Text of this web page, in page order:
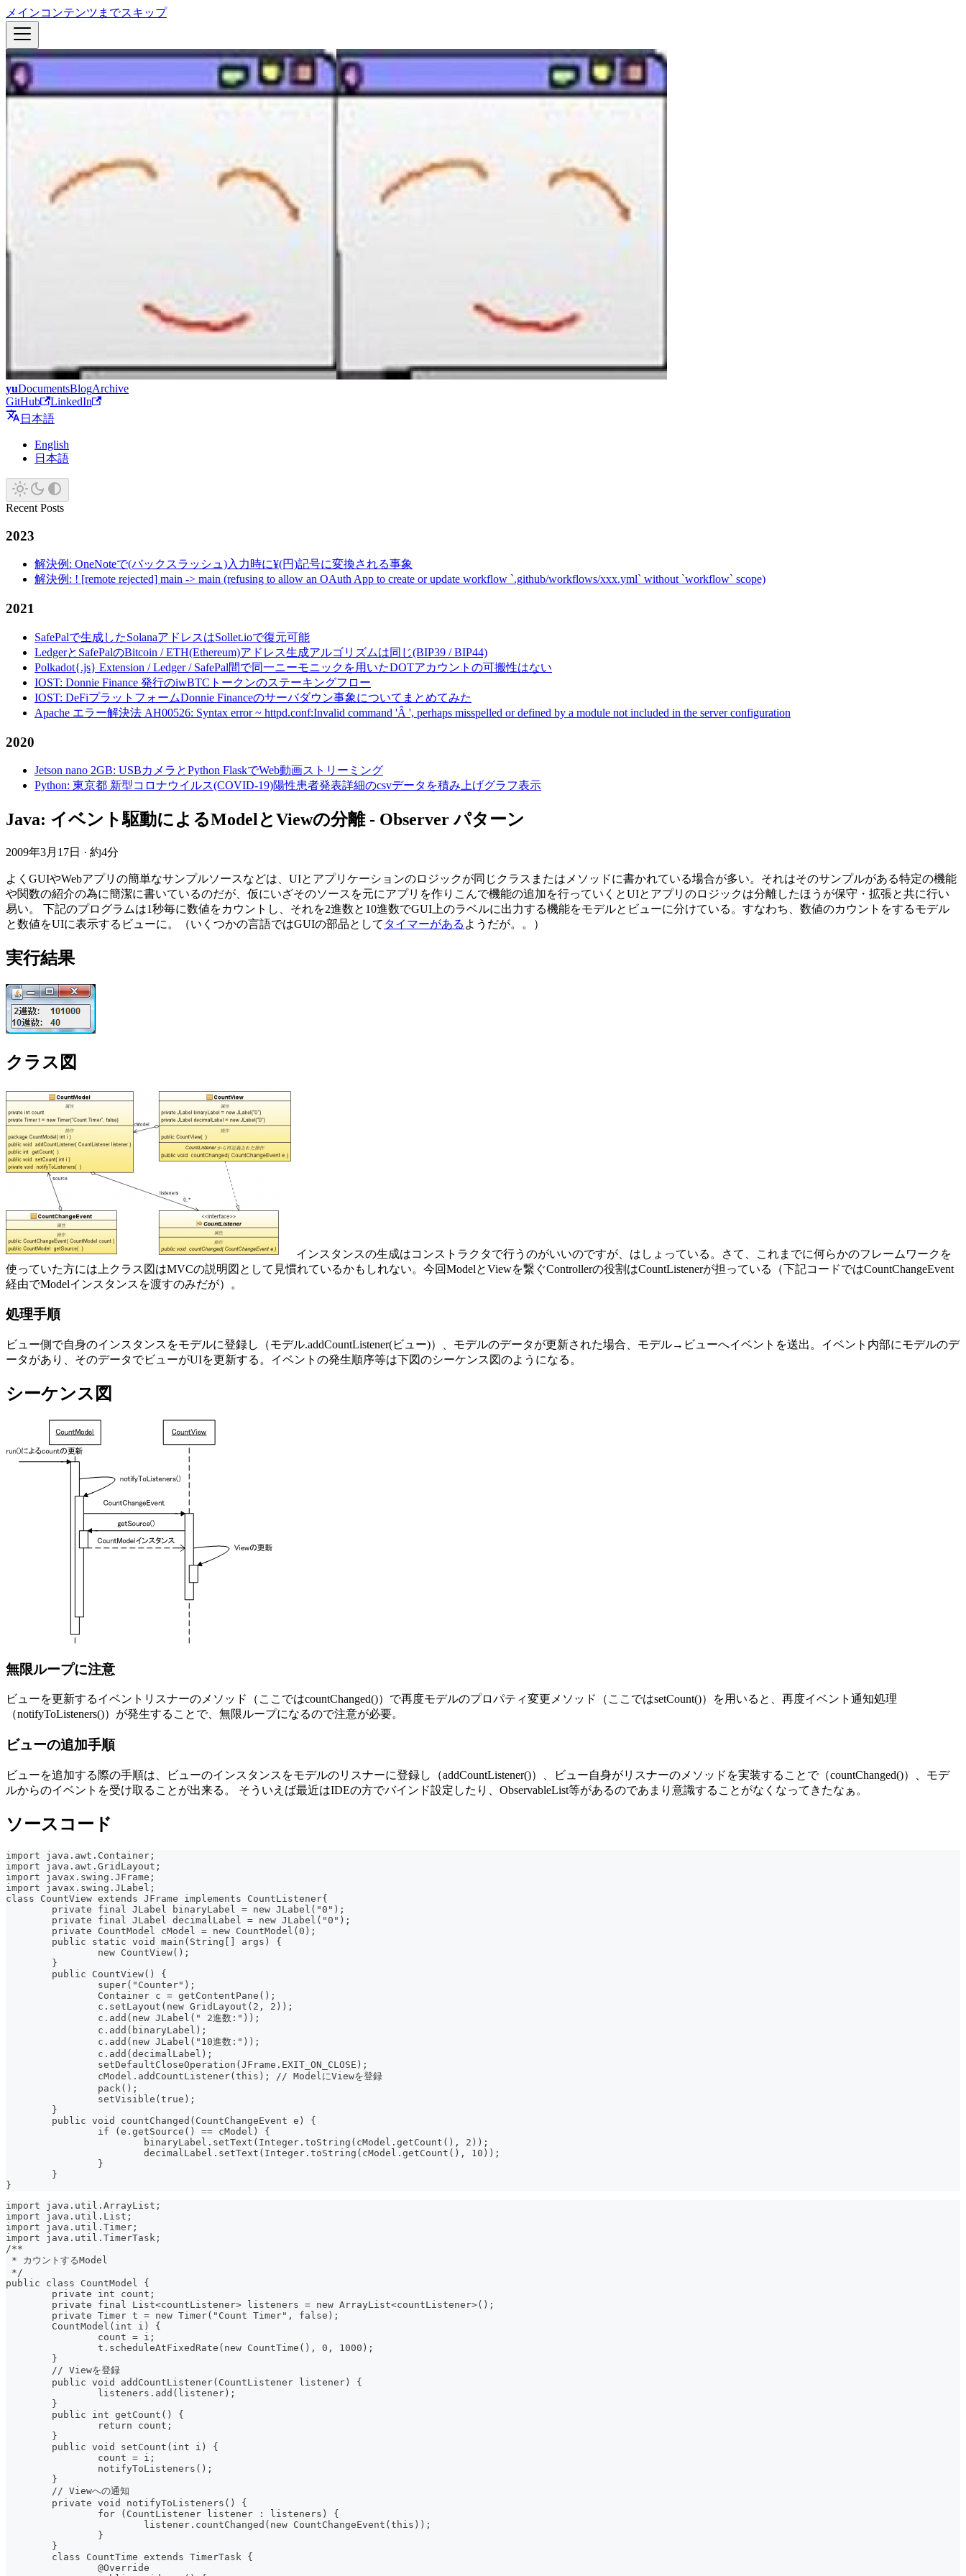
メインコンテンツまでスキップ
yuDocumentsBlogArchive
GitHub
LinkedIn
日本語
English
日本語
Recent Posts
2023
解決例: OneNoteで(バックスラッシュ)入力時に¥(円)記号に変換される事象
解決例: ! [remote rejected] main -> main (refusing to allow an OAuth App to create or update workflow `.github/workflows/xxx.yml` without `workflow` scope)
2021
SafePalで生成したSolanaアドレスはSollet.ioで復元可能
LedgerとSafePalのBitcoin / ETH(Ethereum)アドレス生成アルゴリズムは同じ(BIP39 / BIP44)
Polkadot{.js} Extension / Ledger / SafePal間で同一ニーモニックを用いたDOTアカウントの可搬性はない
IOST: Donnie Finance 発行のiwBTCトークンのステーキングフロー
IOST: DeFiプラットフォームDonnie Financeのサーバダウン事象についてまとめてみた
Apache エラー解決法 AH00526: Syntax error ~ httpd.conf:Invalid command 'Â ', perhaps misspelled or defined by a module not included in the server configuration
2020
Jetson nano 2GB: USBカメラとPython FlaskでWeb動画ストリーミング
Python: 東京都 新型コロナウイルス(COVID-19)陽性患者発表詳細のcsvデータを積み上げグラフ表示
Java: イベント駆動によるModelとViewの分離 - Observer パターン
2009年3月17日 · 約4分
よくGUIやWebアプリの簡単なサンプルソースなどは、UIとアプリケーションのロジックが同じクラスまたはメソッドに書かれている場合が多い。それはそのサンプルがある特定の機能
や関数の紹介の為に簡潔に書いているのだが、仮にいざそのソースを元にアプリを作りこんで機能の追加を行っていくとUIとアプリのロジックは分離したほうが保守・拡張と共に行い
易い。 下記のプログラムは1秒毎に数値をカウントし、それを2進数と10進数でGUI上のラベルに出力する機能をモデルとビューに分けている。すなわち、数値のカウントをするモデル
と数値をUIに表示するビューに。（いくつかの言語ではGUIの部品として タイマーがある ようだが。。）
実行結果
クラス図
インスタンスの生成はコンストラクタで行うのがいいのですが、はしょっている。さて、これまでに何らかのフレームワークを
使っていた方には上クラス図はMVCの説明図として見慣れているかもしれない。今回ModelとViewを繋ぐControllerの役割はCountListenerが担っている（下記コードではCountChangeEvent
経由でModelインスタンスを渡すのみだが）。
処理手順
ビュー側で自身のインスタンスをモデルに登録し（モデル.addCountListener(ビュー)）、モデルのデータが更新された場合、モデル→ビューへイベントを送出。イベント内部にモデルのデ
ータがあり、そのデータでビューがUIを更新する。イベントの発生順序等は下図のシーケンス図のようになる。
シーケンス図
無限ループに注意
ビューを更新するイベントリスナーのメソッド（ここではcountChanged()）で再度モデルのプロパティ変更メソッド（ここではsetCount()）を用いると、再度イベント通知処理
（notifyToListeners()）が発生することで、無限ループになるので注意が必要。
ビューの追加手順
ビューを追加する際の手順は、ビューのインスタンスをモデルのリスナーに登録し（addCountListener()）、ビュー自身がリスナーのメソッドを実装することで（countChanged()）、モデ
ルからのイベントを受け取ることが出来る。 そういえば最近はIDEの方でバインド設定したり、ObservableList等があるのであまり意識することがなくなってきたなぁ。
ソースコード
import java.awt.Container;
import java.awt.GridLayout;
import javax.swing.JFrame;
import javax.swing.JLabel;
class CountView extends JFrame implements CountListener{
	private final JLabel binaryLabel = new JLabel("0");
	private final JLabel decimalLabel = new JLabel("0");
	private CountModel cModel = new CountModel(0);
	public static void main(String[] args) {
		new CountView();
	}
	public CountView() {
		super("Counter");
		Container c = getContentPane();
		c.setLayout(new GridLayout(2, 2));
		c.add(new JLabel(" 2進数:"));
		c.add(binaryLabel);
		c.add(new JLabel("10進数:"));
		c.add(decimalLabel);
		setDefaultCloseOperation(JFrame.EXIT_ON_CLOSE);
		cModel.addCountListener(this); // ModelにViewを登録
		pack();
		setVisible(true);
	}
	public void countChanged(CountChangeEvent e) {
		if (e.getSource() == cModel) {
			binaryLabel.setText(Integer.toString(cModel.getCount(), 2));
			decimalLabel.setText(Integer.toString(cModel.getCount(), 10));
		}
	}
}
import java.util.ArrayList;
import java.util.List;
import java.util.Timer;
import java.util.TimerTask;
/**
* カウントするModel
*/
public class CountModel {
	private int count;
	private final List<countListener> listeners = new ArrayList<countListener>();
	private Timer t = new Timer("Count Timer", false);
	CountModel(int i) {
		count = i;
		t.scheduleAtFixedRate(new CountTime(), 0, 1000);
	}
	// Viewを登録
	public void addCountListener(CountListener listener) {
		listeners.add(listener);
	}
	public int getCount() {
		return count;
	}
	public void setCount(int i) {
		count = i;
		notifyToListeners();
	}
	// Viewへの通知
	private void notifyToListeners() {
		for (CountListener listener : listeners) {
			listener.countChanged(new CountChangeEvent(this));
		}
	}
	class CountTime extends TimerTask {
		@Override